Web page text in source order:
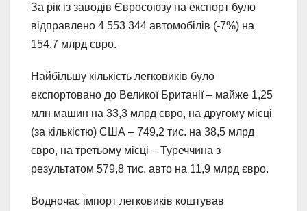
За рік із заводів Євросоюзу на експорт було
відправлено 4 553 344 автомобілів (-7%) на
154,7 млрд євро.
Найбільшу кількість легковиків було
експортовано до Великої Британії – майже 1,25
млн машин на 33,3 млрд євро, на другому місці
(за кількістю) США – 749,2 тис. на 38,5 млрд
євро, на третьому місці – Туреччина з
результатом 579,8 тис. авто на 11,9 млрд євро.
Водночас імпорт легковиків коштував